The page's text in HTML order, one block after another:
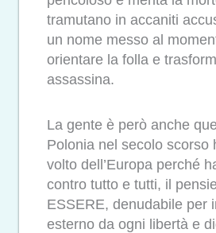
tramutano in accaniti
un nome messo al
orientare la folla e
assassina.
La gente è però anche
Polonia nel secolo scorso
volto dell’Europa perché
contro tutto e tutti, il
ESSERE, denudabile per
esterno da ogni libertà e